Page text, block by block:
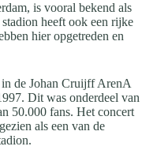
is vooral bekend als
heeft ook een rijke
hier opgetreden en
in de Johan Cruijff ArenA
Dit was onderdeel van
50.000 fans. Het concert
als een van de